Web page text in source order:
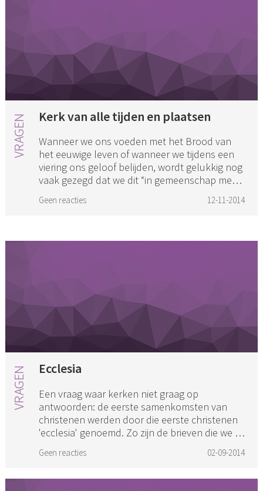
Kerk van alle tijden en plaatsen
Wanneer we ons voeden met het Brood van
het eeuwige leven of wanneer we tijdens een
viering ons geloof belijden, wordt gelukkig nog
vaak gezegd dat we dit “in gemeenschap met
Geen reacties 12-11-2014
Ecclesia
Een vraag waar kerken niet graag op
antwoorden: de eerste samenkomsten van
christenen werden door die eerste christenen
'ecclesia' genoemd. Zo zijn de brieven die we in
Geen reacties 02-09-2014